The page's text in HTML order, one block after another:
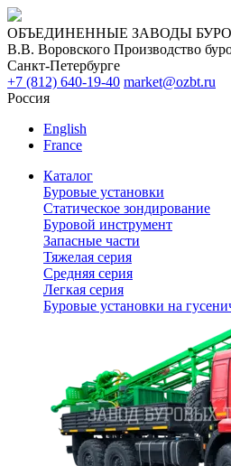
ОБЪЕДИНЕННЫЕ ЗАВОДЫ
В.В. Воровского Производство
Санкт-Петербурге
+7 (812) 640-19-40 market@ozbt.ru
Россия
English
France
Каталог
Буровые установки
Статическое зондирование
Буровой инструмент
Запасные части
Тяжелая серия
Средняя серия
Легкая серия
Буровые установки на